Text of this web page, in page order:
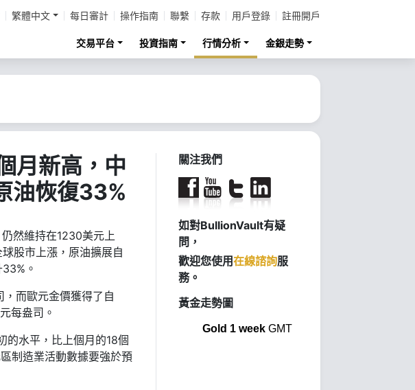
繁體中文 每日審計 操作指南 聯繫 存款 用戶登錄 註冊開戶
交易平台 投資指南 行情分析 金銀走勢
月新高，中
油恢復33%
然維持在1230美元上
股市上漲，原油擴展自
。
而歐元金價獲得了自
每盎司。
的水平，比上個月的18個
制造業活動數據要強於預
關注我們
如對BullionVault有疑
問，
歡迎您使用在線諮詢服
務。
黃金走勢圖
Gold 1 weekGMT